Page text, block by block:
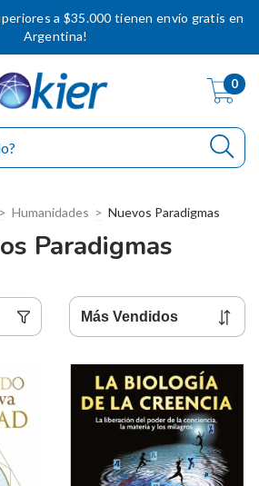
a $35.000 tienen envío gratis en
Argentina!
0
> Humanidades > Nuevos Paradigmas
Paradigmas